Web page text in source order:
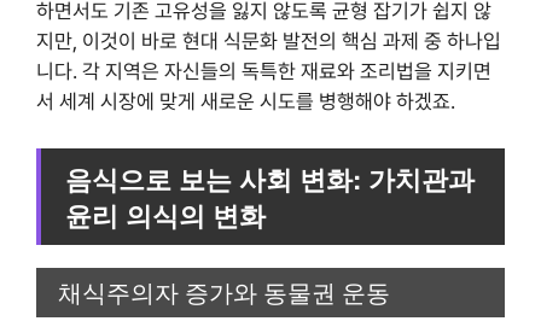
하면서도 기존 고유성을 잃지 않도록 균형 잡기가 쉽지 않
지만, 이것이 바로 현대 식문화 발전의 핵심 과제 중 하나입
니다. 각 지역은 자신들의 독특한 재료와 조리법을 지키면
서 세계 시장에 맞게 새로운 시도를 병행해야 하겠죠.
음식으로 보는 사회 변화: 가치관과
윤리 의식의 변화
채식주의자 증가와 동물권 운동